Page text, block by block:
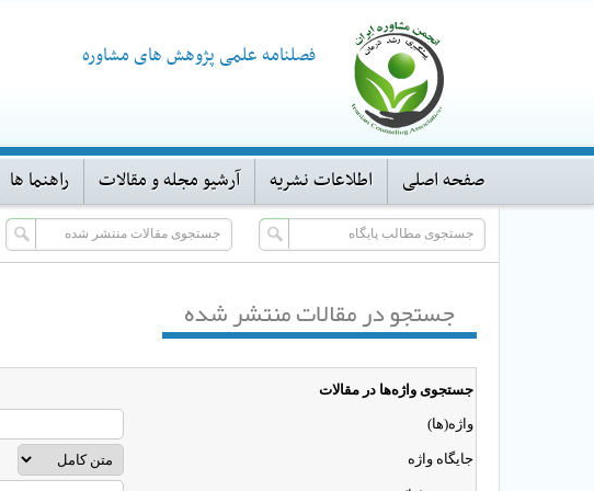
فصلنامه علمی پژوهش های مشاوره
صفحه اصلی اطلاعات نشریه آرشیو مجله و مقالات راهنما ها
جستجو در مقالات منتشر شده
جستجوی واژه‌ها در مقالات
واژه‌(ها)
جایگاه واژه